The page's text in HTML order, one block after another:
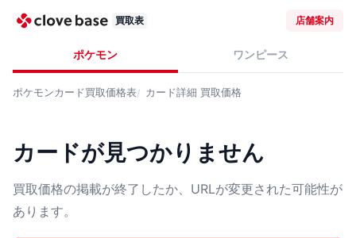
買取表 店舗案内
ポケモン ワンピース
ポケモンカード買取価格表 カード詳細 買取価格
カードが見つかりません
買取価格の掲載が終了したか、URLが変更された可能性が
あります。